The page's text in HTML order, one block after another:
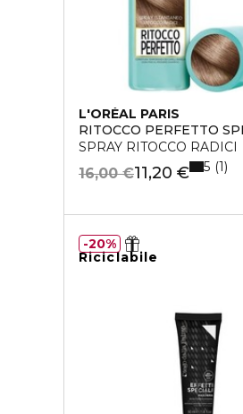
L'ORÉAL PARIS
RITOCCO PERFETTO
SPRAY RITOCCO RADICI
11,20 €
16,00 € 5 1
Riciclabile
20%